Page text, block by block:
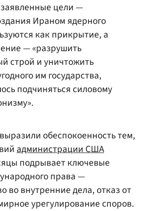
цели —
Ираном ядерного
как прикрытие, а
— «разрушить
строй и уничтожить
им государства,
подчиняться силовому
обеспокоенность тем,
администрации США
подрывает ключевые
права —
во внутренние дела, отказ от
урегулирование споров.